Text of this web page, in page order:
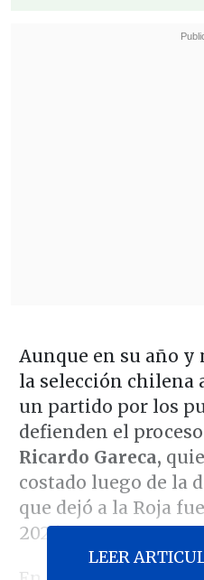
Aunque en su año y
la selección chilena
un partido por los
defienden el
Ricardo Gareca,
costado luego de la
que dejó a la Roja
2026.
LEER